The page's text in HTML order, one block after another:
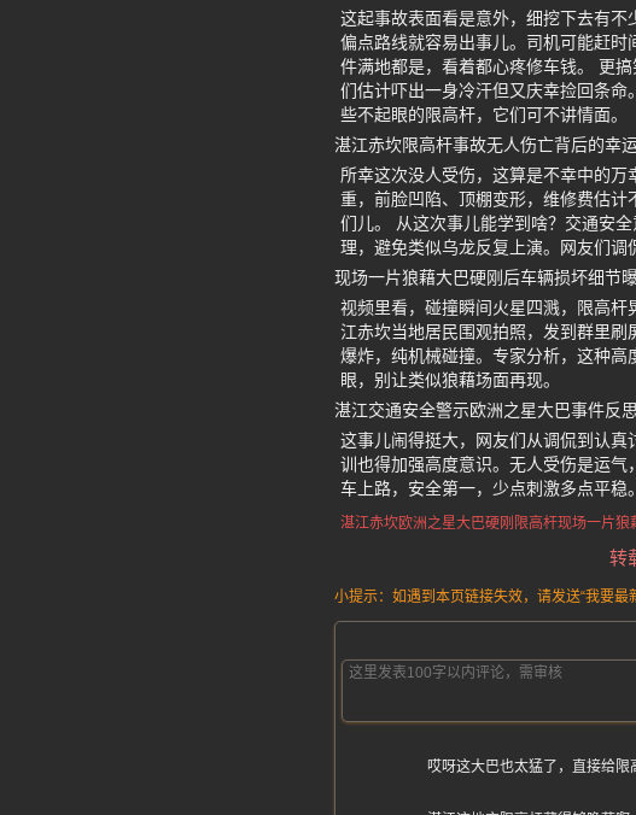
这起事故表面看是意外，细挖下去有
偏点路线就容易出事儿。司机可能赶
件满地都是，看着都心疼修车钱。 更
们估计吓出一身冷汗但又庆幸捡回条
些不起眼的限高杆，它们可不讲情面。
湛江赤坎限高杆事故无人伤亡背后的幸
所幸这次没人受伤，这算是不幸中的
重，前脸凹陷、顶棚变形，维修费估
们儿。 从这次事儿能学到啥？交通安
理，避免类似乌龙反复上演。网友们调
现场一片狼藉大巴硬刚后车辆损坏细节
视频里看，碰撞瞬间火星四溅，限高
江赤坎当地居民围观拍照，发到群里
爆炸，纯机械碰撞。专家分析，这种
眼，别让类似狼藉场面再现。
湛江交通安全警示欧洲之星大巴事件反思
这事儿闹得挺大，网友们从调侃到认
训也得加强高度意识。无人受伤是运
车上路，安全第一，少点刺激多点平稳
湛江赤坎欧洲之星大巴硬刚限高杆现场一片狼
转
小提示：如遇到本页链接失效，请发送“我要
哎呀这大巴也太猛了，直接给限